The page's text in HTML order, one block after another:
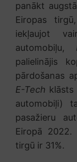
panākt
Eiropas
iekļaujot
automobiļu,
palielinājis
pārdošanas
E-Tech klāsts
automobiļi)
pasažieru
Eiropā
tirgū ir 31%.